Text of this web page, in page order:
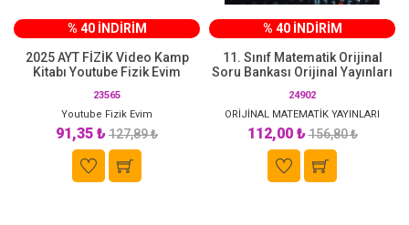
% 40 İNDİRİM
2025 AYT FİZİK Video Kamp
Kitabı Youtube Fizik Evim
23565
Youtube Fizik Evim
91,35 ₺127,89 ₺
% 40 İNDİRİM
11. Sınıf Matematik Orijinal
Soru Bankası Orijinal Yayınları
24902
ORİJİNAL MATEMATİK YAYINLARI
112,00 ₺156,80 ₺